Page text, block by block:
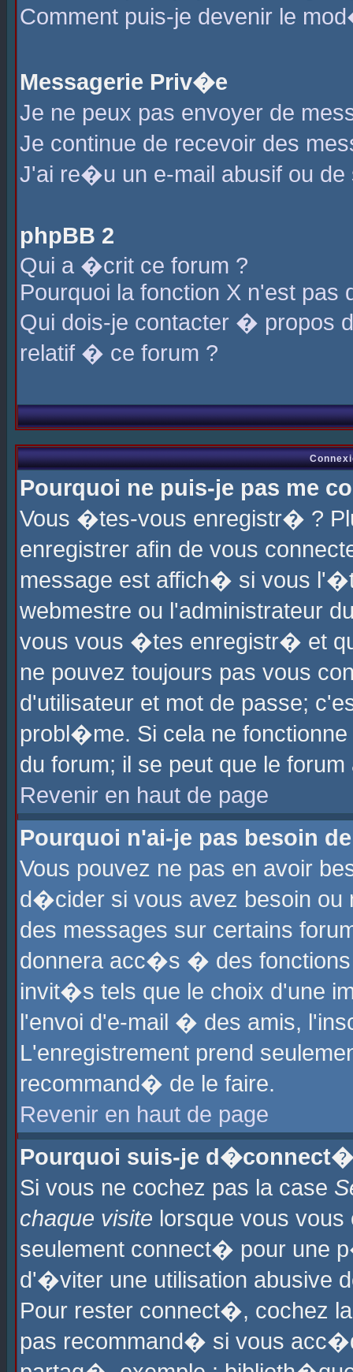
Comment puis-je devenir le
Messagerie Priv�e
Je ne peux pas envoyer de
Je continue de recevoir des
J'ai re�u un e-mail abusif ou de
phpBB 2
Qui a �crit ce forum ?
Pourquoi la fonction X n'est pas
Qui dois-je contacter � propos
relatif � ce forum ?
Pourquoi ne puis-je pas me
Vous �tes-vous enregistr� ?
enregistrer afin de vous
message est affich� si vous
webmestre ou l'administrateur
vous vous �tes enregistr� et
ne pouvez toujours pas vous
d'utilisateur et mot de passe;
probl�me. Si cela ne
du forum; il se peut que le
Revenir en haut de page
Pourquoi n'ai-je pas besoin
Vous pouvez ne pas en avoir
d�cider si vous avez besoin ou
des messages sur certains
donnera acc�s � des fonctions
invit�s tels que le choix d'une
l'envoi d'e-mail � des amis,
L'enregistrement prend
recommand� de le faire.
Revenir en haut de page
Pourquoi suis-je
Si vous ne cochez pas la case
chaque visite lorsque vous
seulement connect� pour une
d'�viter une utilisation abusive
Pour rester connect�, cochez
pas recommand� si vous